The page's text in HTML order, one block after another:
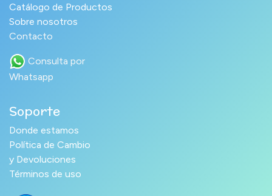
Catálogo de Productos
Sobre nosotros
Contacto
Consulta por
Whatsapp
Soporte
Donde estamos
Política de Cambio
y Devoluciones
Términos de uso